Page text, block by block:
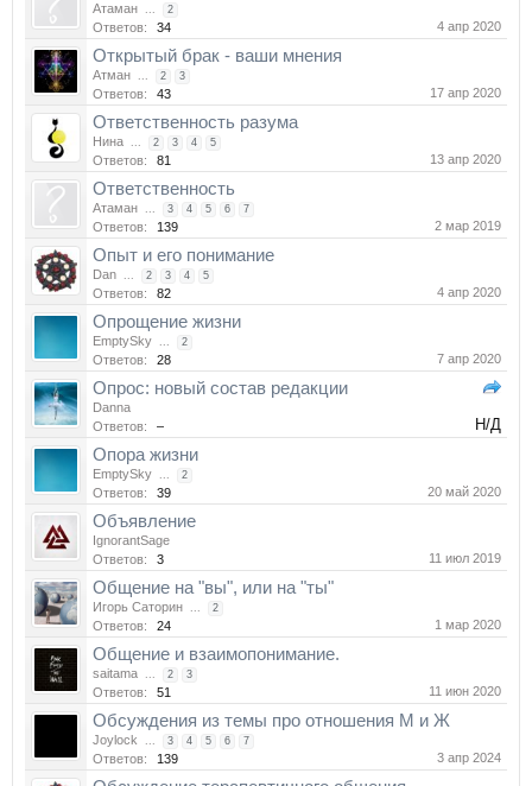
Атаман ... 2
Ответов: 34 4 апр 2020
Открытый брак - ваши мнения
Атман ... 2 3
Ответов: 43 17 апр 2020
Ответственность разума
Нина ... 2 3 4 5
Ответов: 81 13 апр 2020
Ответственность
Атаман ... 3 4 5 6 7
Ответов: 139 2 мар 2019
Опыт и его понимание
Dan ... 2 3 4 5
Ответов: 82 4 апр 2020
Опрощение жизни
EmptySky ... 2
Ответов: 28 7 апр 2020
Опрос: новый состав редакции
Danna
Ответов:
– Н/Д
Опора жизни
EmptySky ... 2
Ответов: 39 20 май 2020
Объявление
IgnorantSage
Ответов:
3 11 июл 2019
Общение на "вы", или на "ты"
Игорь Саторин ... 2
Ответов: 24 1 мар 2020
Общение и взаимопонимание.
saitama ... 2 3
Ответов: 51 11 июн 2020
Обсуждения из темы про отношения М и Ж
Joylock ... 3 4 5 6 7
Ответов: 139 3 апр 2024